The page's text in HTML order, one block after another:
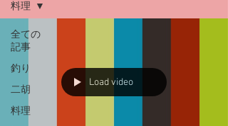
全ての
記事
釣り
二胡
料理
料理
Load video